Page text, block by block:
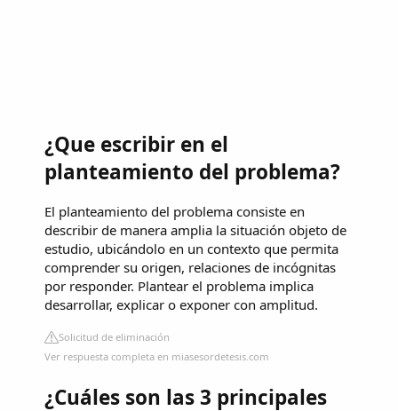
¿Que escribir en el
planteamiento del problema?
El planteamiento del problema consiste en
describir de manera amplia la situación objeto de
estudio, ubicándolo en un contexto que permita
comprender su origen, relaciones de incógnitas
por responder. Plantear el problema implica
desarrollar, explicar o exponer con amplitud.
Solicitud de eliminación
Ver respuesta completa en miasesordetesis.com
¿Cuáles son las 3 principales